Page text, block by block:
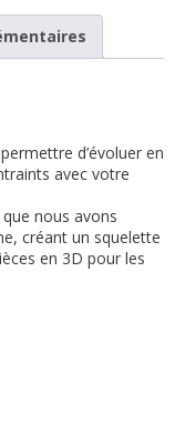
d’évoluer en
avec votre
nous avons
créant un squelette
en 3D pour les